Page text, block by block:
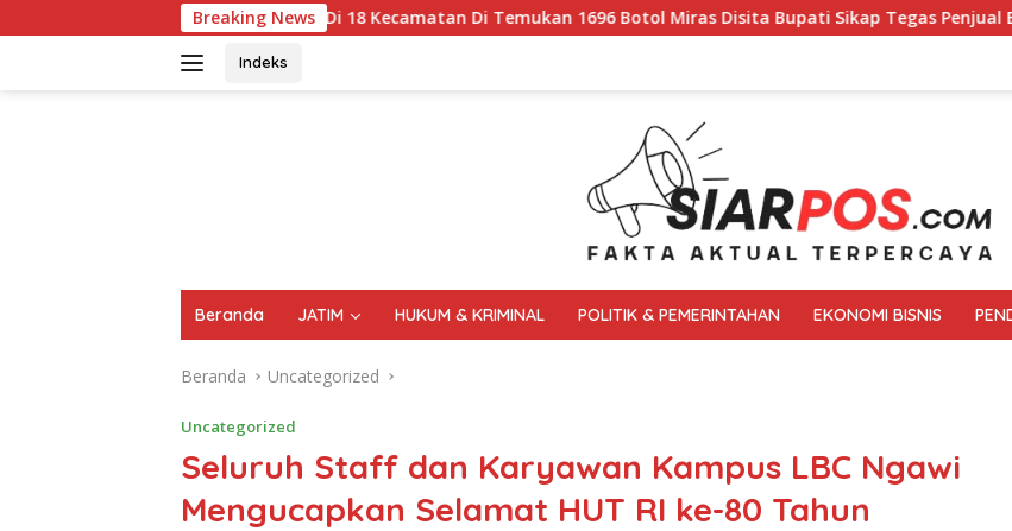
ke
Breaking News
Miras Di 18 Kecamatan Di Temukan 1696 Botol Miras Disita Bupati Sikap Tegas Penjual Barang Haram Tiga
Indeks
Beranda JATIM HUKUM & KRIMINAL POLITIK & PEMERINTAHAN EKONOMI BISNIS
Beranda Uncategorized
Uncategorized
Seluruh Staff dan Karyawan Kampus LBC Ngawi
Mengucapkan Selamat HUT RI ke-80 Tahun